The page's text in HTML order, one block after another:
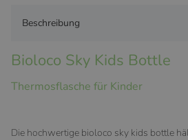
Beschreibung
Bioloco Sky Kids Bottle
Thermosflasche für Kinder
Die hochwertige bioloco sky kids bottle